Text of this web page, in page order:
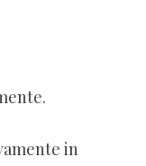
in